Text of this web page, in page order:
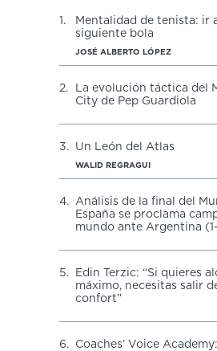
1.
Mentalidad de tenista: ir
siguiente bola
JOSÉ ALBERTO LÓPEZ
2.
La evolución táctica del
City de Pep Guardiola
3. Un León del Atlas
WALID REGRAGUI
4. Análisis de la final del
España se proclama
mundo ante Argentina
5.
Edin Terzic: “Si quieres
máximo, necesitas salir
confort”
6.
Coaches’ Voice